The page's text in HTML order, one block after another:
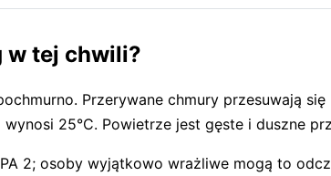
w tej chwili?
Przerywane chmury przesuwają
25°C. Powietrze jest gęste i duszne
2; osoby wyjątkowo wrażliwe mogą to